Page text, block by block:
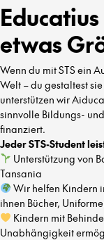
etwas
Wenn du mit STS ein
Welt – du gestaltest
unterstützen wir
sinnvolle Bildungs-
finanziert.
Jeder STS-Student
Unterstützung von
Tansania
Wir helfen Kindern
ihnen Bücher,
Kindern mit
Unabhängigkeit